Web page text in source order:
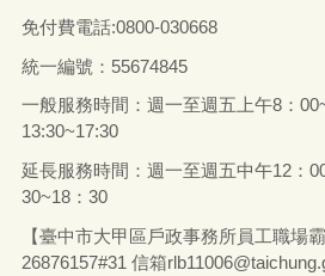
免付費電話:0800-030668
統一編號：55674845
一般服務時間：週一至週五上午8：
13:30~17:30
延長服務時間：週一至週五中午12：
30~18：30
【臺中市大甲區戶政事務所員工職場
26876157#31 信箱